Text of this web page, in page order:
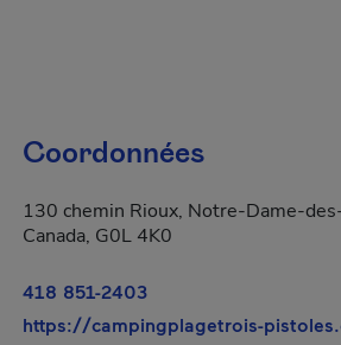
Coordonnées
130 chemin Rioux, Notre-Dame-
Canada, G0L 4K0
418 851-2403
https://campingplagetrois-